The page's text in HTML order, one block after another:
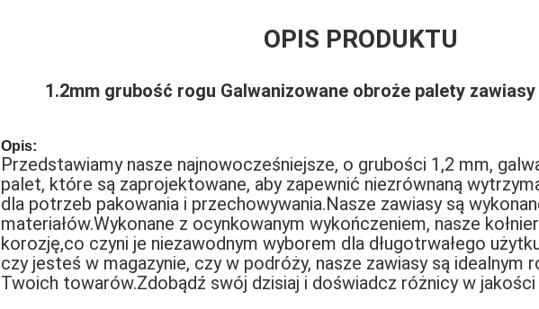
OPIS PRODUKTU
1.2mm grubość rogu Galwanizowane obroże palety zawiasy
Opis:
Przedstawiamy nasze najnowocześniejsze, o grubości 1,2 mm,
palet, które są zaprojektowane, aby zapewnić niezrównaną
dla potrzeb pakowania i przechowywania.Nasze zawiasy są
materiałów.Wykonane z ocynkowanym wykończeniem, nasze
korozję,co czyni je niezawodnym wyborem dla długotrwałego
czy jesteś w magazynie, czy w podróży, nasze zawiasy są idealnym
Twoich towarów.Zdobądź swój dzisiaj i doświadcz różnicy w jakości